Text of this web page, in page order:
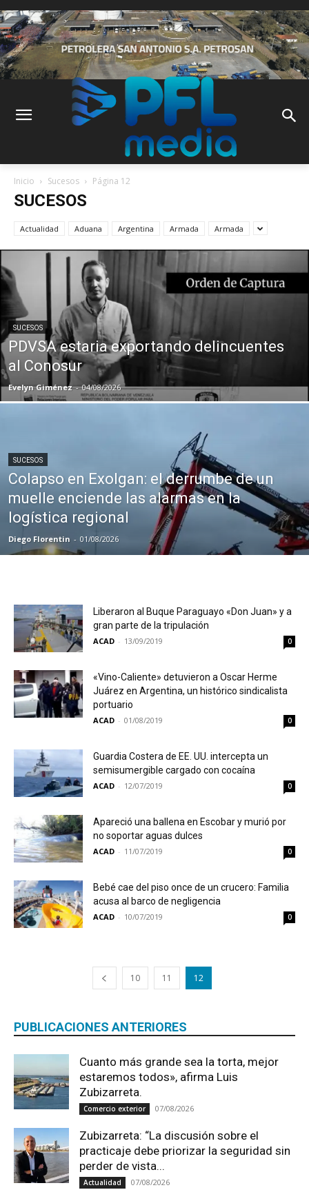
Inicio Sucesos Página 12
SUCESOS
Actualidad Aduana Argentina Armada Armada
SUCESOS
PDVSA estaria exportando delincuentes
al Conosur
Evelyn Giménez - 04/08/2026
SUCESOS
Colapso en Exolgan: el derrumbe de un
muelle enciende las alarmas en la
logística regional
Diego Florentin - 01/08/2026
Liberaron al Buque Paraguayo «Don Juan» y a
gran parte de la tripulación
ACAD - 13/09/2019 0
«Vino-Caliente» detuvieron a Oscar Herme
Juárez en Argentina, un histórico sindicalista
portuario
ACAD - 01/08/2019 0
Guardia Costera de EE. UU. intercepta un
semisumergible cargado con cocaína
ACAD - 12/07/2019 0
Apareció una ballena en Escobar y murió por
no soportar aguas dulces
ACAD - 11/07/2019 0
Bebé cae del piso once de un crucero: Familia
acusa al barco de negligencia
ACAD - 10/07/2019 0
10 11 12
PUBLICACIONES ANTERIORES
Cuanto más grande sea la torta, mejor
estaremos todos», afirma Luis
Zubizarreta.
Comercio exterior 07/08/2026
Zubizarreta: “La discusión sobre el
practicaje debe priorizar la seguridad sin
perder de vista...
Actualidad 07/08/2026